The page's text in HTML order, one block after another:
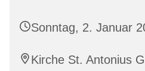
Sonntag, 2. Januar
Kirche St. Antonius